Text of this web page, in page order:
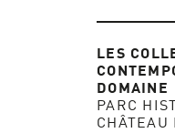
LES
DOMAINE
PARC
CHÂTEAU